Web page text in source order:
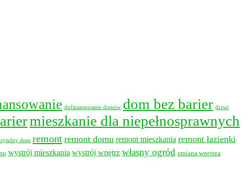
dofinansowanie domów dom bez barier drzwi
mieszkanie dla niepełnosprawnych
dom remont remont domu remont mieszkania remont łazienki
wystrój mieszkania wystrój wnętrz własny ogród zmiana wnętrza